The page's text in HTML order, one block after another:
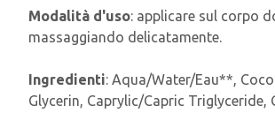
Modalità d'uso: applicare sul corpo
massaggiando delicatamente.
Ingredienti: Aqua/Water/Eau**,
Glycerin, Caprylic/Capric Triglyceride,